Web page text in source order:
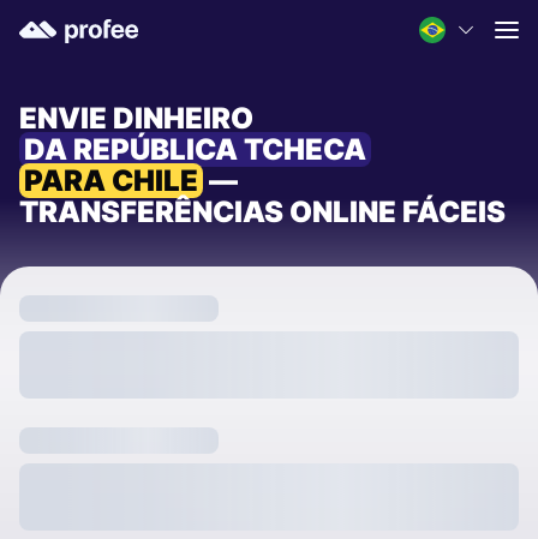
ENVIE DINHEIRO
DA REPÚBLICA TCHECA
PARA CHILE —
TRANSFERÊNCIAS ONLINE FÁCEIS